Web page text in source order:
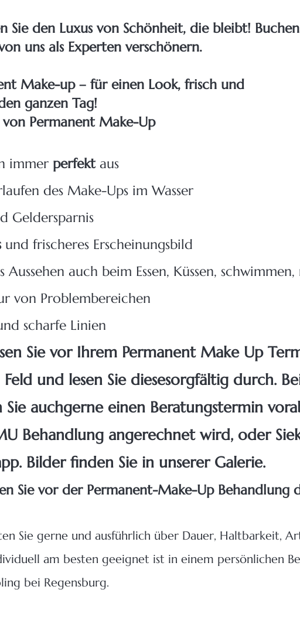
Sie den Luxus von Schönheit, die bleibt!
uns als Experten verschönern.
Make-up – für einen Look, frisch und
ganzen Tag!
Permanent Make-Up
immer perfektaus
des Make-Ups im Wasser
Geldersparnis
und frischeres Erscheinungsbild
Aussehen auch beim Essen, Küssen,
von Problembereichen
scharfe Linien​
Sie vor Ihrem Permanent Make Up
und lesen Sie diesesorgfältig durch.
Sie auchgerne einen Beratungstermin
Behandlung angerechnet wird, oder Sie
Bilder finden Sie in unserer Galerie.
Sie vor der Permanent-Make-Up Behandlung
Sie gerne und ausführlich über Dauer, Haltbarkeit,
am besten geeignet ist in einem persönlichen
bei Regensburg.